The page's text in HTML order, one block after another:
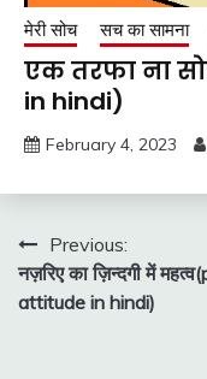
मेरी सोच सच का सामना
एक तरफा ना
in hindi)
February 4, 2023
Post
navigation
Previous:
नज़रिए का ज़िन्दगी में
attitude in hindi)